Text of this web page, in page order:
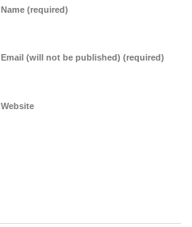
Name (required)
Email (will not be published) (required)
Website